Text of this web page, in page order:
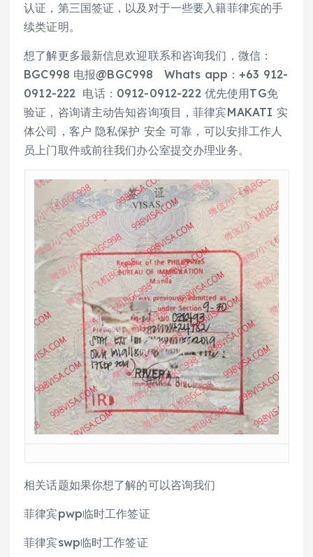
认证，第三国签证，以及对于一些要入籍菲律宾的手
续类证明。
想了解更多最新信息欢迎联系和咨询我们，微信：
BGC998 电报@BGC998 Whats app：+63 912-
0912-222 电话：0912-0912-222 优先使用TG免
验证，咨询请主动告知咨询项目，菲律宾MAKATI 实
体公司，客户 隐私保护 安全 可靠，可以安排工作人
员上门取件或前往我们办公室提交办理业务。
相关话题如果你想了解的可以咨询我们
菲律宾pwp临时工作签证
菲律宾swp临时工作签证